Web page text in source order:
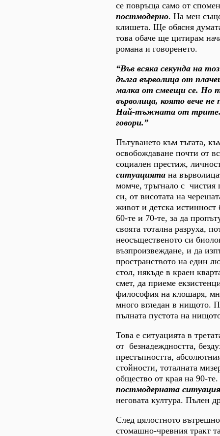
се повръща само от
постмодерно. На мен
клишета. Ще обясня
това обаче ще цитирам
романа и говоренето.
“Във всяка секунда на
дълга върволица от
малка от смеещи се. Но
върволица, която вече не
Най-тъжната от трите.
говори.”
Пътуването към тъгата,
освобождаване почти от
социален престиж,
ситуацията на
момче, тръгнало с чистия
си, от висотата на
живот и детска истинност
60-те и 70-те, за да
своята тотална разруха,
неосъщественото си
възпроизвеждане, и да
пространството на един
стол, някъде в краен
смет, да приеме
философия на клошаря,
много вгледан в нищото.
пълната пустота на
Това е ситуацията в
от безнадеждността,
престъпността,
стойности, тоталната
общество от края на 90-
постмодерната ситуация
неговата култура. Пълен
След цялостното
стомашно-чревния тракт